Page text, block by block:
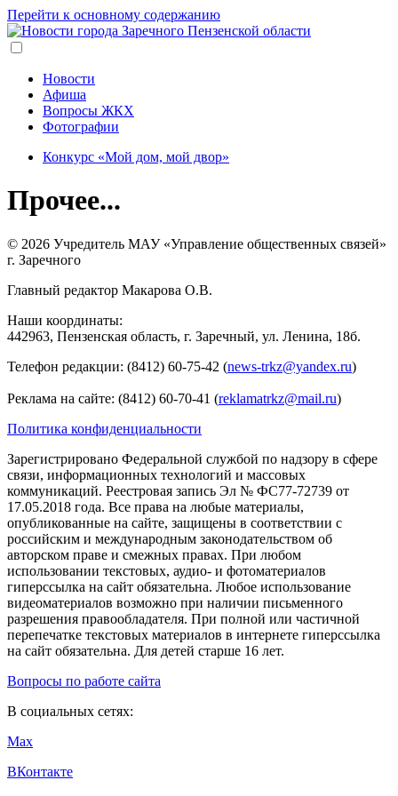
Перейти к основному содержанию
Новости
Афиша
Вопросы ЖКХ
Фотографии
Конкурс «Мой дом, мой двор»
Прочее...
© 2026 Учредитель МАУ «Управление общественных связей»
г. Заречного
Главный редактор Макарова О.В.
Наши координаты:
442963, Пензенская область, г. Заречный, ул. Ленина, 18б.
Телефон редакции: (8412) 60-75-42 (news-trkz@yandex.ru)
Реклама на сайте: (8412) 60-70-41 (reklamatrkz@mail.ru)
Политика конфиденциальности
Зарегистрировано Федеральной службой по надзору в сфере
связи, информационных технологий и массовых
коммуникаций. Реестровая запись Эл № ФС77-72739 от
17.05.2018 года. Все права на любые материалы,
опубликованные на сайте, защищены в соответствии с
российским и международным законодательством об
авторском праве и смежных правах. При любом
использовании текстовых, аудио- и фотоматериалов
гиперссылка на сайт обязательна. Любое использование
видеоматериалов возможно при наличии письменного
разрешения правообладателя. При полной или частичной
перепечатке текстовых материалов в интернете гиперссылка
на сайт обязательна. Для детей старше 16 лет.
Вопросы по работе сайта
В социальных сетях:
Max
ВКонтакте